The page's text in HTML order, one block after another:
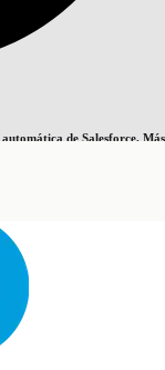
de Salesforce. Más